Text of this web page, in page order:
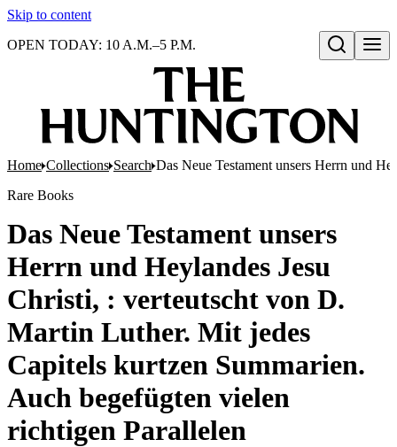
Skip to content
Open search
OPEN TODAY: 10 A.M.–5 P.M.
Home Collections Search Das Neue Testament unsers Herrn und
Rare Books
Das Neue Testament unsers
Herrn und Heylandes Jesu
Christi, : verteutscht von D.
Martin Luther. Mit jedes
Capitels kurtzen Summarien.
Auch begefügten vielen
richtigen Parallelen